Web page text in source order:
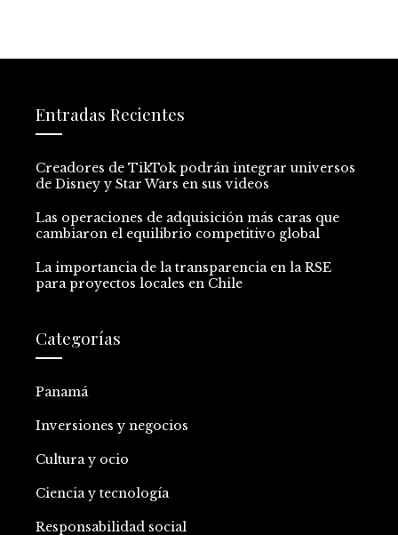
Entradas Recientes
Creadores de TikTok podrán integrar universos
de Disney y Star Wars en sus videos
Las operaciones de adquisición más caras que
cambiaron el equilibrio competitivo global
La importancia de la transparencia en la RSE
para proyectos locales en Chile
Categorías
Panamá
Inversiones y negocios
Cultura y ocio
Ciencia y tecnología
Responsabilidad social